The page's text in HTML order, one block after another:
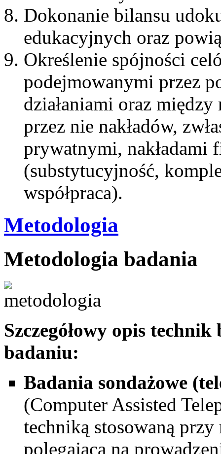
Dokonanie bilansu
edukacyjnych oraz
Określenie spójności
podejmowanymi przez
działaniami oraz
przez nie nakładów,
prywatnymi,
(substytucyjność,
współpraca).
Metodologia
Metodologia badania
Szczegółowy opis
badaniu:
Badania sondażowe
(Computer Assisted
techniką stosowaną
polegającą na